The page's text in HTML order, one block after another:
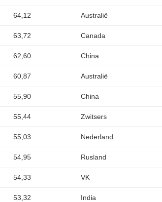
64,12 Australië
63,72 Canada
62,60 China
60,87 Australië
55,90 China
55,44 Zwitsers
55,03 Nederland
54,95 Rusland
54,33 VK
53,32 India